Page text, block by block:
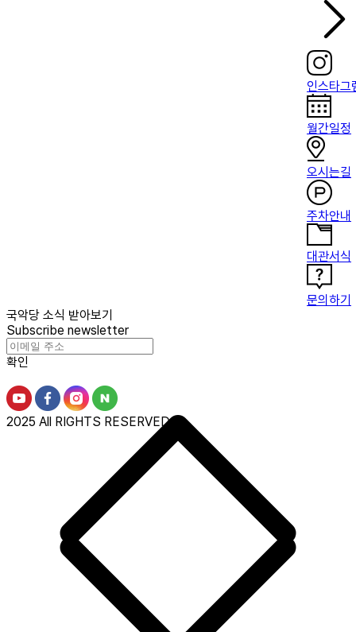
인스타그
월간일정
오시는길
주차안내
대관서식
문의하기
국악당 소식 받아보기
Subscribe newsletter
확인
2025 All RIGHTS RESERVED.